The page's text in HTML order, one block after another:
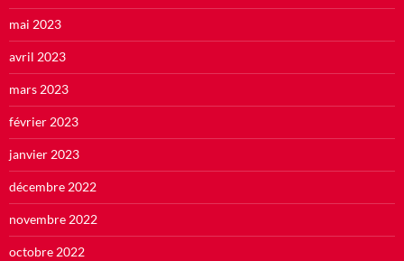
mai 2023
avril 2023
mars 2023
février 2023
janvier 2023
décembre 2022
novembre 2022
octobre 2022